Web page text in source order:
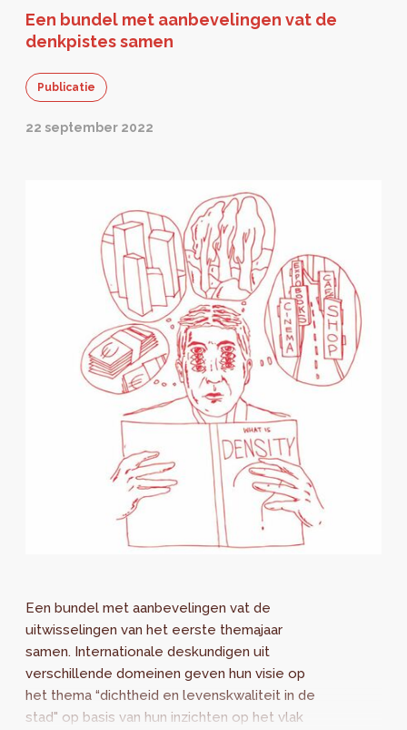
Een bundel met aanbevelingen vat de
denkpistes samen
Publicatie
22 september 2022
Een bundel met aanbevelingen vat de
uitwisselingen van het eerste themajaar
samen. Internationale deskundigen uit
verschillende domeinen geven hun visie op
het thema “dichtheid en levenskwaliteit in de
stad" op basis van hun inzichten op het vlak